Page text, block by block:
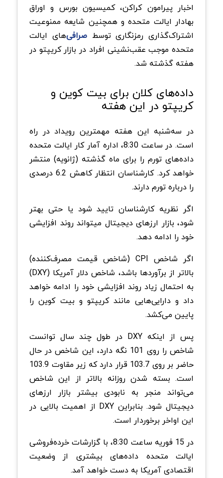
اخبار پیرامون کراکن، کمیسیون بورس و اوراق
بهادار ایالت متحده و همچنین شایعه ممنوعیت
اشتراک‌گذاری رمزنگاری توسطصرافی‌های ایالت
متحده موجب عقب‌نشینی افراد در بازار کریپتو در
هفته گذشته شد.
داده‌های کلان برای بیت کوین و
کریپتو در این هفته
در سه‌شنبه این هفته مهمترین رویداد در راه
است. در ساعت 8:30، اداره آمار کار ایالت متحده
داده‌های تورم را برای ماه گذشته (ژانویه) منتشر
خواهد کرد. کارشناسان انتظار کاهش 6.2 درصدی
را درباره تورم دارند.
اگر نظریه کارشناسان تایید شود یا حتی بهتر
شود، بازار ارزهای دیجیتال میتواند روند افزایشی
خود را ادامه دهد.
اگر شاخص CPI (شاخص قیمت مصرف‌کننده)
بالاتر از برآوردها باشد، شاخص دلار آمریکا (DXY)
به احتمال زیاد روند افزایشی خود را ادامه خواهد
داد و دارایی‌هایی مانند کریپتو و بیت کوین را
پایین می‌کشد.
پس از اینکه DXY در طول چند سال توانست
شاخص را روی 101 نگه دارد، این شاخص در حال
حاضر بر روی 103.7 قرار دارد که زیر مقاوت 103.9
است. بسته شدن روزانه بالاتر از این شاخص
می‌تواند منجر به نابودی بیشتر بازار ارزهای
دیجیتال شود. بنابراین DXY از اهمیت بالایی در
این اواخر برخوردار است.
در 15 فوریه ساعت 8:30، با گزارشات خرده‌فروشی
ایالت متحده داده‌های بیشتری از وضعیت
اقتصادی آمریکا به دست خواهد آمد.